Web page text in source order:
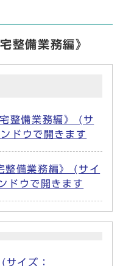
整備業務編》
整備業務編》 (サ
ドウで開きます
整備業務編》 (サイ
ドウで開きます
イズ：